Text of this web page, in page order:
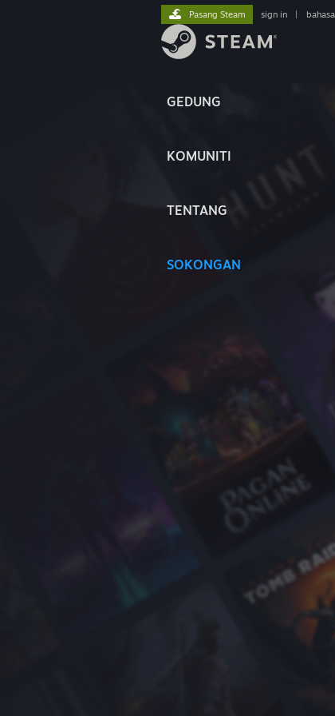
GEDUNG
KOMUNITI
TENTANG
SOKONGAN
Pasang Steam sign in bahasa